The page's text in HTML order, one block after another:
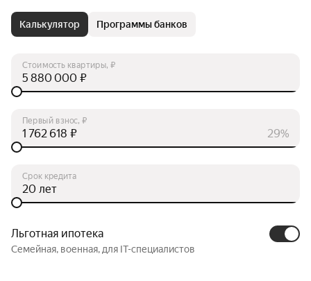
Калькулятор Программы банков
Стоимость квартиры, ₽
₽
Первый взнос, ₽
29%
₽
Срок кредита
лет
Льготная ипотека
Семейная, военная, для IT-специалистов